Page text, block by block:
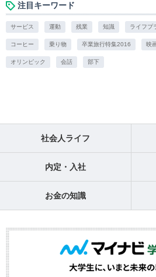
注目キーワード
サービス 運動 残業 知識 ライフプ
コーヒー 乗り物 卒業旅行特集2016 映
オリンピック 会話 部下
社会人ライフ
内定・入社
お金の知識